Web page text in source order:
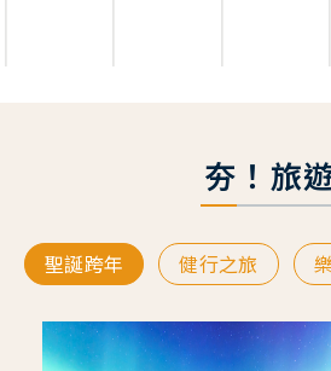
夯！旅
聖誕跨年 健行之旅